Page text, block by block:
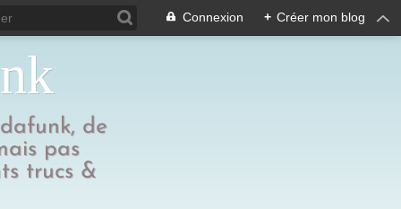
Connexion + Créer mon blog
de
pas
trucs &